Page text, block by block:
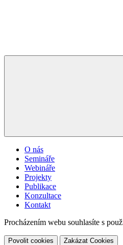
O nás
Semináře
Webináře
Projekty
Publikace
Konzultace
Kontakt
Procházením webu souhlasíte s
Povolit cookies Zakázat Cookies